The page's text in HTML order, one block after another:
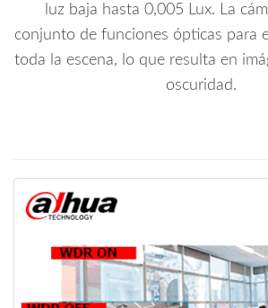
luz baja hasta 0,005 Lux. La
conjunto de funciones ópticas para
toda la escena, lo que resulta en
oscuridad.